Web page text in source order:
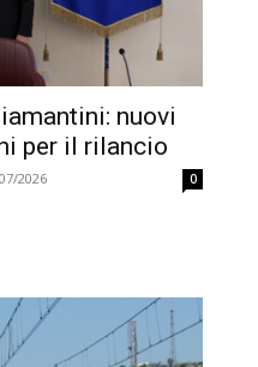
nuovi
per il rilancio
2026 0